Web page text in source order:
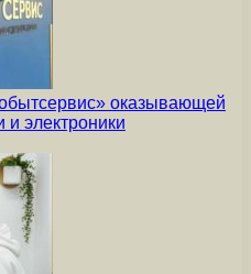
оказывающей
и электроники